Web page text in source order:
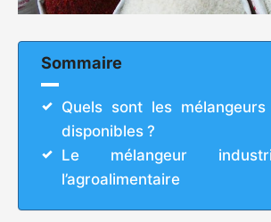
Sommaire
Quels sont les
disponibles ?
Le mélangeur
l’agroalimentaire